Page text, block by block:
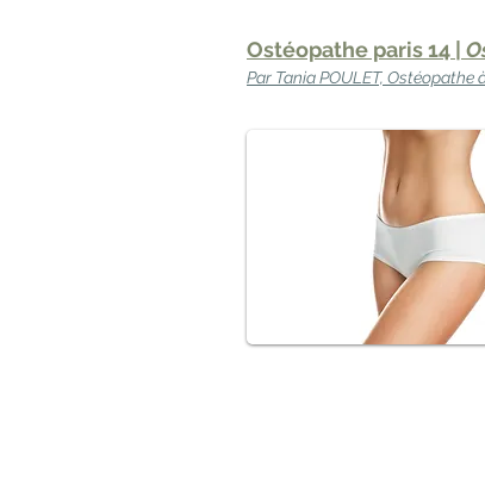
Ostéopathe paris 14 |
Par Tania POULET, Ostéopathe